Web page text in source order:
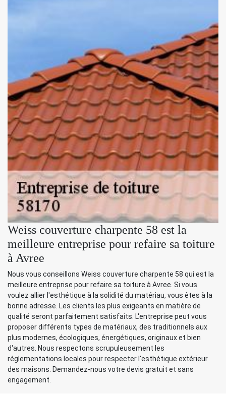
Weiss couverture charpente 58 est la
meilleure entreprise pour refaire sa toiture
à Avree
Nous vous conseillons Weiss couverture charpente 58 qui est la
meilleure entreprise pour refaire sa toiture à Avree. Si vous
voulez allier l'esthétique à la solidité du matériau, vous êtes à la
bonne adresse. Les clients les plus exigeants en matière de
qualité seront parfaitement satisfaits. L'entreprise peut vous
proposer différents types de matériaux, des traditionnels aux
plus modernes, écologiques, énergétiques, originaux et bien
d'autres. Nous respectons scrupuleusement les
réglementations locales pour respecter l'esthétique extérieur
des maisons. Demandez-nous votre devis gratuit et sans
engagement.